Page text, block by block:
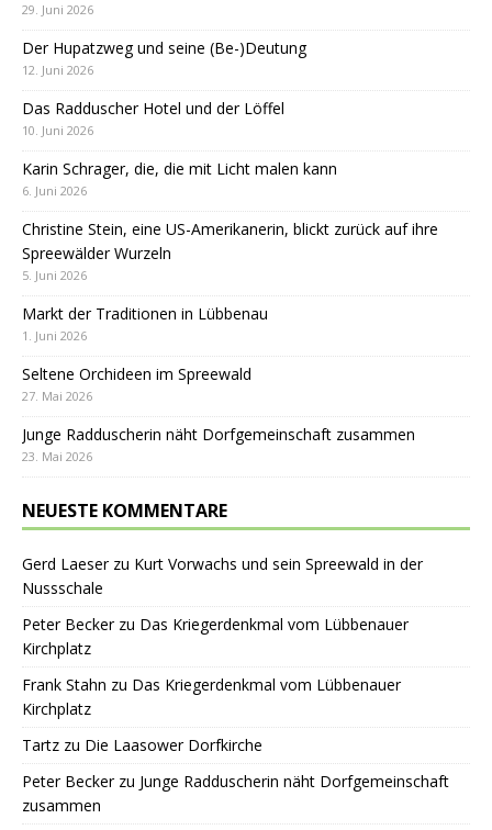
29. Juni 2026
Der Hupatzweg und seine (Be-)Deutung
12. Juni 2026
Das Radduscher Hotel und der Löffel
10. Juni 2026
Karin Schrager, die, die mit Licht malen kann
6. Juni 2026
Christine Stein, eine US-Amerikanerin, blickt zurück auf ihre
Spreewälder Wurzeln
5. Juni 2026
Markt der Traditionen in Lübbenau
1. Juni 2026
Seltene Orchideen im Spreewald
27. Mai 2026
Junge Radduscherin näht Dorfgemeinschaft zusammen
23. Mai 2026
NEUESTE KOMMENTARE
Gerd Laeserzu Kurt Vorwachs und sein Spreewald in der
Nussschale
Peter Beckerzu Das Kriegerdenkmal vom Lübbenauer
Kirchplatz
Frank Stahn zu Das Kriegerdenkmal vom Lübbenauer
Kirchplatz
Tartz zu Die Laasower Dorfkirche
Peter Beckerzu Junge Radduscherin näht Dorfgemeinschaft
zusammen